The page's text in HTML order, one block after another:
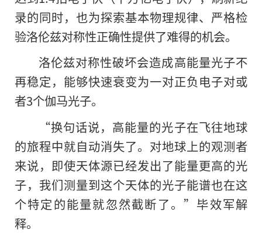
录的同时，也为探索基本物理规律、严格检
验洛伦兹对称性正确性提供了难得的机会。
洛伦兹对称性破坏会造成高能量光子不
再稳定，能够快速衰变为一对正负电子对或
者3个伽马光子。
“换句话说，高能量的光子在飞往地球
的旅程中就自动消失了。对地球上的观测者
来说，即使天体源已经发出了能量更高的光
子，我们测量到这个天体的光子能谱也在这
个特定的能量就忽然截断了。”毕效军解
释。